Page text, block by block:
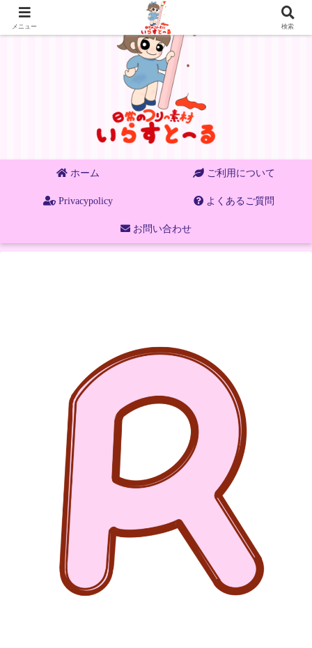
ホーム ご利用について
Privacypolicy よくあるご質問
お問い合わせ
メニュー 検索